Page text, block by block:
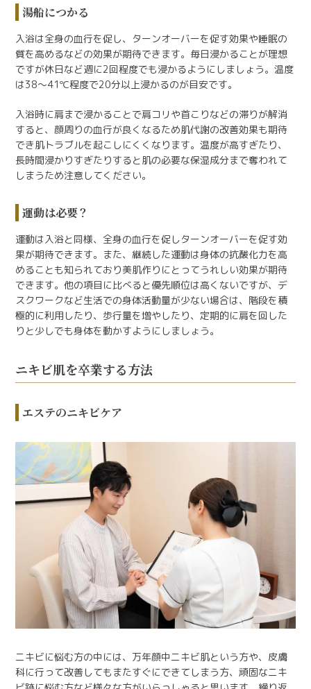
湯船につかる
入浴は全身の血行を促し、ターンオーバーを促す効果や睡眠の
質を高めるなどの効果が期待できます。毎日浸かることが理想
ですが休日など週に2回程度でも浸かるようにしましょう。温度
は38～41℃程度で20分以上浸かるのが目安です。
入浴時に肩まで浸かることで肩コリや首こりなどの滞りが解消
すると、顔周りの血行が良くなるため肌代謝の改善効果も期待
でき肌トラブルを起こしにくくなります。温度が高すぎたり、
長時間浸かりすぎたりすると肌の必要な保湿成分まで奪われて
しまうため注意してください。
運動は必要？
運動は入浴と同様、全身の血行を促しターンオーバーを促す効
果が期待できます。また、継続した運動は身体の抗酸化力を高
めることも知られており美肌作りにとってうれしい効果が期待
できます。他の項目に比べると優先順位は高くないですが、デ
スクワークなど生活での身体活動量が少ない場合は、階段を積
極的に利用したり、歩行量を増やしたり、定期的に肩を回した
りと少しでも身体を動かすようにしましょう。
ニキビ肌を卒業する方法
エステのニキビケア
ニキビに悩む方の中には、万年顔中ニキビ肌という方や、皮膚
科に行って改善してもまたすぐにできてしまう方、頑固なニキ